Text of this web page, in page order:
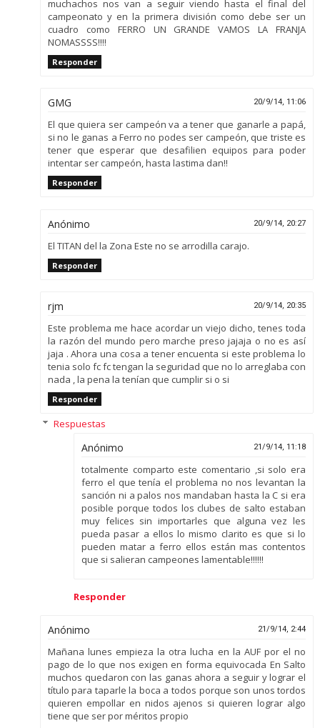
muchachos nos van a seguir viendo hasta el final del
campeonato y en la primera división como debe ser un
cuadro como FERRO UN GRANDE VAMOS LA FRANJA
NOMASSSS!!!!
Responder
GMG 20/9/14, 11:06
El que quiera ser campeón va a tener que ganarle a papá,
si no le ganas a Ferro no podes ser campeón, que triste es
tener que esperar que desafilien equipos para poder
intentar ser campeón, hasta lastima dan!!
Responder
Anónimo 20/9/14, 20:27
El TITAN del la Zona Este no se arrodilla carajo.
Responder
rjm 20/9/14, 20:35
Este problema me hace acordar un viejo dicho, tenes toda
la razón del mundo pero marche preso jajaja o no es así
jaja . Ahora una cosa a tener encuenta si este problema lo
tenia solo fc fc tengan la seguridad que no lo arreglaba con
nada , la pena la tenían que cumplir si o si
Responder
Respuestas
Anónimo 21/9/14, 11:18
totalmente comparto este comentario ,si solo era
ferro el que tenía el problema no nos levantan la
sanción ni a palos nos mandaban hasta la C si era
posible porque todos los clubes de salto estaban
muy felices sin importarles que alguna vez les
pueda pasar a ellos lo mismo clarito es que si lo
pueden matar a ferro ellos están mas contentos
que si salieran campeones lamentable!!!!!!
Responder
Anónimo 21/9/14, 2:44
Mañana lunes empieza la otra lucha en la AUF por el no
pago de lo que nos exigen en forma equivocada En Salto
muchos quedaron con las ganas ahora a seguir y lograr el
título para taparle la boca a todos porque son unos tordos
quieren empollar en nidos ajenos si quieren lograr algo
tiene que ser por méritos propio